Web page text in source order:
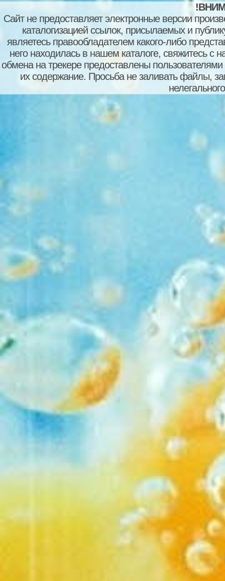
Сайт не предоставляет электронные версии
каталогизацией ссылок, присылаемых и
являетесь правообладателем какого-либо
него находилась в нашем каталоге, свяжитесь
обмена на трекере предоставлены пользователями
их содержание. Просьба не заливать файлы,